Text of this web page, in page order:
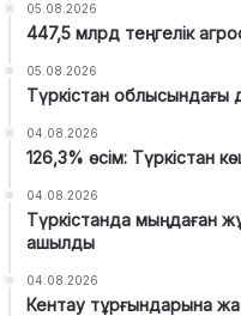
05.08.2026
447,5 млрд теңгелік
05.08.2026
Түркістан облысындағы
04.08.2026
126,3% өсім: Түркістан
04.08.2026
Түркістанда мыңдаған
ашылды
04.08.2026
Кентау тұрғындарына